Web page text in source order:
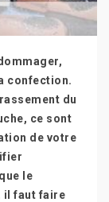
confection.
du
ce sont
de votre
le
il faut faire